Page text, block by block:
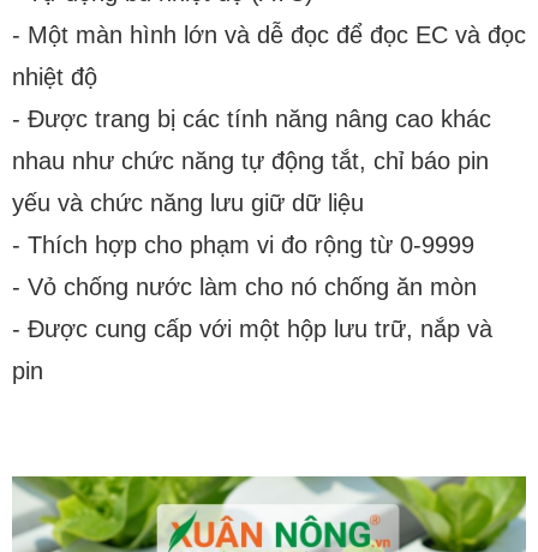
- Một màn hình lớn và dễ đọc để đọc EC và đọc
nhiệt độ
- Được trang bị các tính năng nâng cao khác
nhau như chức năng tự động tắt, chỉ báo pin
yếu và chức năng lưu giữ dữ liệu
- Thích hợp cho phạm vi đo rộng từ 0-9999
- Vỏ chống nước làm cho nó chống ăn mòn
- Được cung cấp với một hộp lưu trữ, nắp và
pin